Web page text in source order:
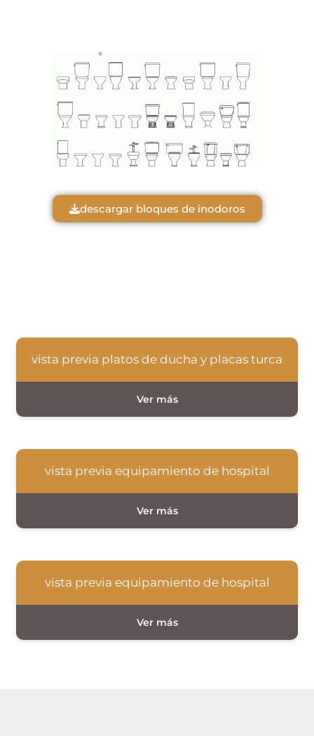
descargar bloques de inodoros
vista previa platos de ducha y placas turca
vista previa equipamiento de hospital
vista previa equipamiento de hospital